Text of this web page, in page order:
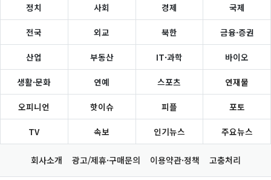
정치 사회 경제 국제
전국 외교 북한 금융·증권
산업 부동산 IT·과학 바이오
생활·문화 연예 스포츠 연재물
오피니언 핫이슈 피플 포토
TV 속보 인기뉴스 주요뉴스
회사소개 광고/제휴·구매문의 이용약관·정책 고충처리